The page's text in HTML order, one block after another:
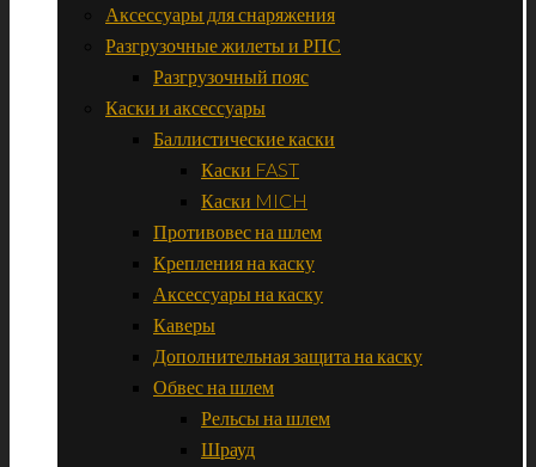
Аксессуары для снаряжения
Разгрузочные жилеты и РПС
Разгрузочный пояс
Каски и аксессуары
Баллистические каски
Каски FAST
Каски MICH
Противовес на шлем
Крепления на каску
Аксессуары на каску
Каверы
Дополнительная защита на каску
Обвес на шлем
Рельсы на шлем
Шрауд